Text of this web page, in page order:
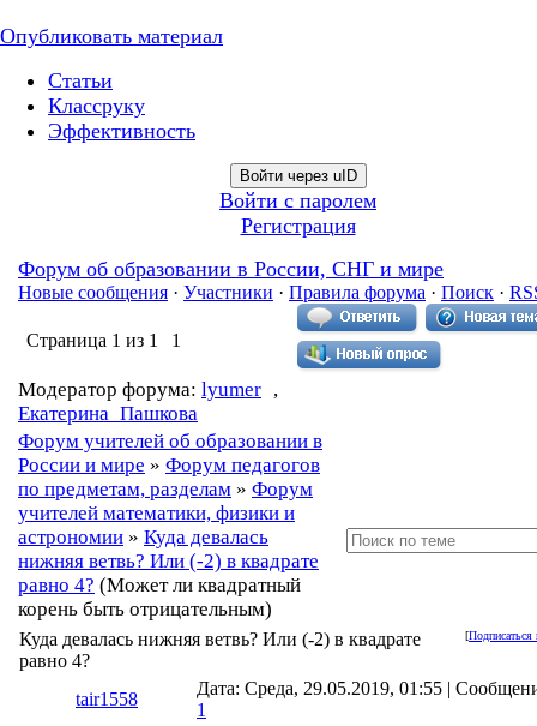
Опубликовать материал
Статьи
Классруку
Эффективность
Войти через uID
Войти с паролем
Регистрация
Форум об образовании в России, СНГ и мире
Новые сообщения · Участники · Правила форума · Поиск ·
Страница 1 из 1 1
Модератор форума: lyumer ,
Екатерина_Пашкова
Форум учителей об образовании в
России и мире » Форум педагогов
по предметам, разделам » Форум
учителей математики, физики и
астрономии » Куда девалась
нижняя ветвь? Или (-2) в квадрате
равно 4? (Может ли квадратный
корень быть отрицательным)
[Подписаться
Куда девалась нижняя ветвь? Или (-2) в квадрате
равно 4?
tair1558
Дата: Среда, 29.05.2019, 01:55 |
1